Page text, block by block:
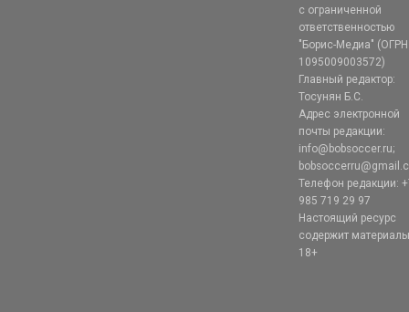
с ограниченной
ответственностью
"Борис-Медиа" (ОГРН
1095009003572)
Главный редактор:
Тосунян Б.С.
Адрес электронной
почты редакции:
info@bobsoccer.ru;
Телефон редакции:
985 719 29 97
Настоящий ресурс
содержит
18+